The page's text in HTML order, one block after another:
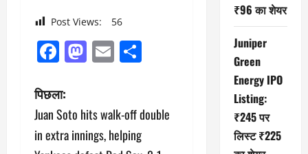
Post Views: 56
Facebook
Mastodon
Email
पो
स्ट
पिछला:
Juan Soto hits walk-off double
in extra innings, helping
₹96 का शेयर
Juniper
Green
Energy IPO
Listing:
₹245 पर
लिस्ट ₹225